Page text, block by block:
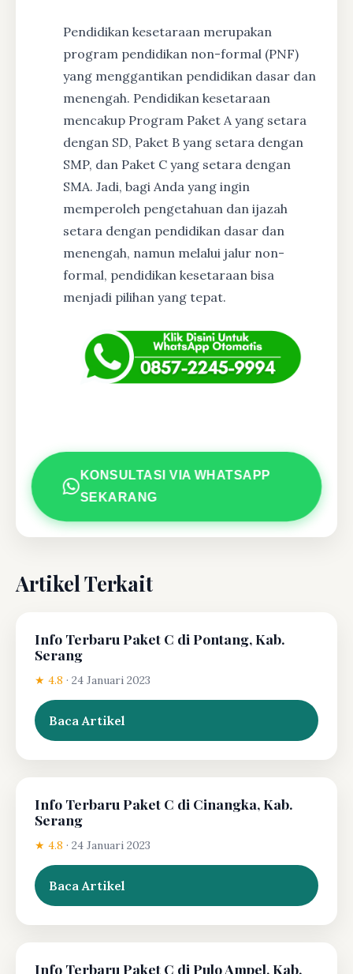
Pendidikan kesetaraan merupakan
program pendidikan non-formal (PNF)
yang menggantikan pendidikan dasar dan
menengah. Pendidikan kesetaraan
mencakup Program Paket A yang setara
dengan SD, Paket B yang setara dengan
SMP, dan Paket C yang setara dengan
SMA. Jadi, bagi Anda yang ingin
memperoleh pengetahuan dan ijazah
setara dengan pendidikan dasar dan
menengah, namun melalui jalur non-
formal, pendidikan kesetaraan bisa
menjadi pilihan yang tepat.
KONSULTASI VIA WHATSAPP
SEKARANG
Artikel Terkait
Info Terbaru Paket C di Pontang, Kab.
Serang
★ 4.8 · 24 Januari 2023
Baca Artikel
Info Terbaru Paket C di Cinangka, Kab.
Serang
★ 4.8 · 24 Januari 2023
Baca Artikel
Info Terbaru Paket C di Pulo Ampel, Kab.